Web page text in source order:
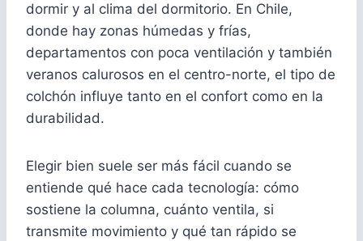
dormir y al clima del dormitorio. En Chile,
donde hay zonas húmedas y frías,
departamentos con poca ventilación y también
veranos calurosos en el centro-norte, el tipo de
colchón influye tanto en el confort como en la
durabilidad.
Elegir bien suele ser más fácil cuando se
entiende qué hace cada tecnología: cómo
sostiene la columna, cuánto ventila, si
transmite movimiento y qué tan rápido se